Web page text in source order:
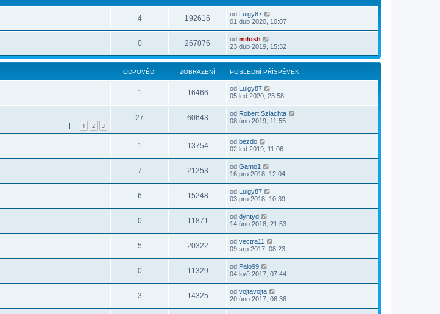
4 192616 od Luigy87
01 dub 2020, 10:07
0 267076 od milosh
23 dub 2019, 15:32
ODPOVĚDI ZOBRAZENÍ POSLEDNÍ PŘÍSPĚVEK
1 16466 od Luigy87
05 led 2020, 23:58
1 2 3
27 60643 od Robert.Szlachta
08 úno 2019, 11:55
1 13754 od bezdo
02 led 2019, 11:06
7 21253 od Gamo1
16 pro 2018, 12:04
6 15248 od Luigy87
03 pro 2018, 10:39
0 11871 od dyntyd
14 úno 2018, 21:53
5 20322 od vectra11
09 srp 2017, 08:23
0 11329 od Palo99
04 kvě 2017, 07:44
3 14325 od vojtavojta
20 úno 2017, 06:36